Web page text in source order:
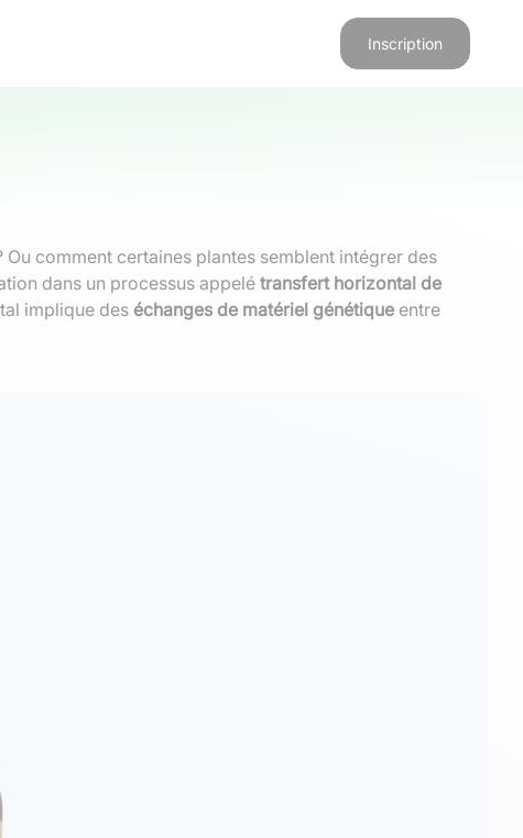
Inscription
Ou comment certaines plantes semblent intégrer des
dans un processus appelé transfert horizontal de
implique des échanges de matériel génétique entre